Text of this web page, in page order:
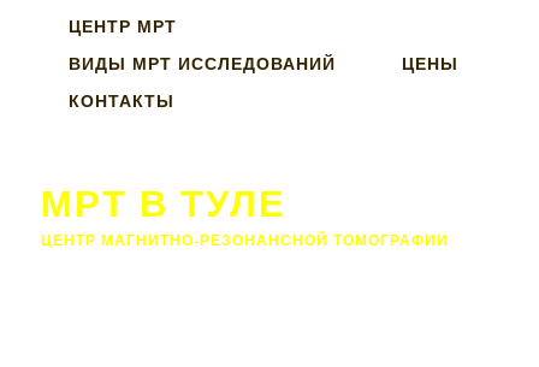
ЦЕНТР МРТ
ВИДЫ МРТ ИССЛЕДОВАНИЙ
ЦЕНЫ
КОНТАКТЫ
МРТ В ТУЛЕ
ЦЕНТР МАГНИТНО-РЕЗОНАНСНОЙ ТОМОГРАФИИ